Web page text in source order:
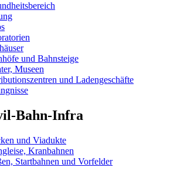
und Bahnsteige
Museen
und Ladengeschäfte
Bahn-Infra
und Viadukte
Kranbahnen
Startbahnen und Vorfelder